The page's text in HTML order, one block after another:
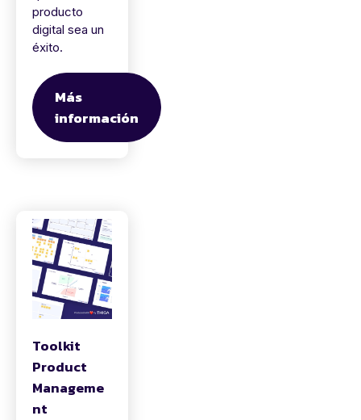
producto
digital sea un
éxito.
Más
información
Toolkit
Product
Manageme
nt